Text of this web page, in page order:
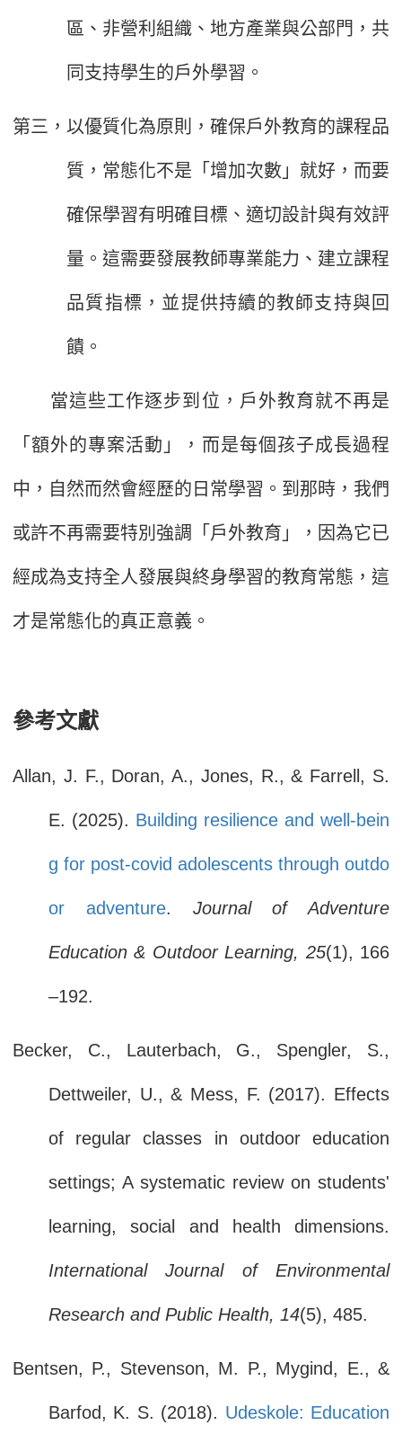
區、非營利組織、地方產業與公部門，共
同支持學生的戶外學習。
第三，以優質化為原則，確保戶外教育的課程品
質，常態化不是「增加次數」就好，而要
確保學習有明確目標、適切設計與有效評
量。這需要發展教師專業能力、建立課程
品質指標，並提供持續的教師支持與回
饋。
當這些工作逐步到位，戶外教育就不再是
「額外的專案活動」，而是每個孩子成長過程
中，自然而然會經歷的日常學習。到那時，我們
或許不再需要特別強調「戶外教育」，因為它已
經成為支持全人發展與終身學習的教育常態，這
才是常態化的真正意義。
參考文獻
Allan, J. F., Doran, A., Jones, R., & Farrell, S.
E. (2025). Building resilience and well-bein
g for post-covid adolescents through outdo
or adventure. Journal of Adventure
Education & Outdoor Learning, 25(1), 166
–192.
Becker, C., Lauterbach, G., Spengler, S.,
Dettweiler, U., & Mess, F. (2017). Effects
of regular classes in outdoor education
settings; A systematic review on students'
learning, social and health dimensions.
International Journal of Environmental
Research and Public Health, 14(5), 485.
Bentsen, P., Stevenson, M. P., Mygind, E., &
Barfod, K. S. (2018). Udeskole: Education